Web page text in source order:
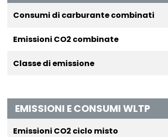
Consumi di carburante combinati
Emissioni CO2 combinate
Classe di emissione
EMISSIONI E CONSUMI WLTP
Emissioni CO2 ciclo misto